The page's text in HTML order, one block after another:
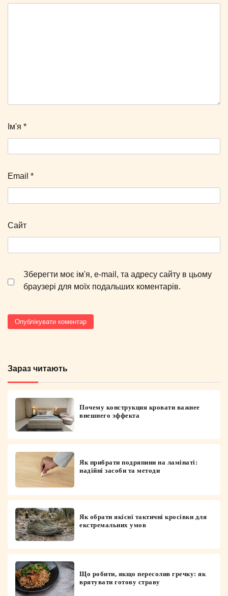
Ім'я *
Email *
Сайт
Зберегти моє ім'я, e-mail, та адресу сайту в цьому
браузері для моїх подальших коментарів.
Зараз читають
Почему конструкция кровати важнее
внешнего эффекта
Як прибрати подряпини на ламінаті:
надійні засоби та методи
Як обрати якісні тактичні кросівки для
екстремальних умов
Що робити, якщо пересолив гречку: як
врятувати готову страву